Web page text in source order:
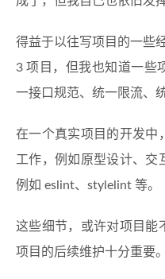
得益于以往写项目的一些
3 项目，但我也知道一些
一接口规范、统一限流、
在一个真实项目的开发中
工作，例如原型设计、交
例如 eslint、stylelint 等。
这些细节，或许对项目能
项目的后续维护十分重要。